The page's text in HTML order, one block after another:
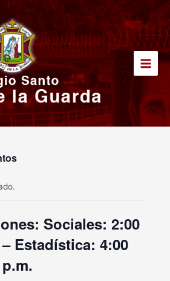
Main
Sociales: 2:00
Estadística: 4:00